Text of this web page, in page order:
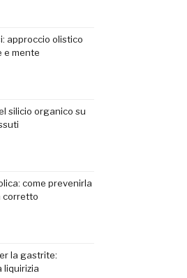
approccio olistico
e mente
silicio organico su
come prevenirla
corretto
la gastrite:
liquirizia